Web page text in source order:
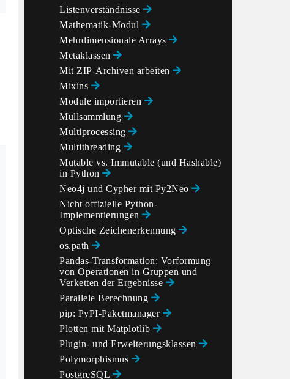
Listenverständnisse
Mathematik-Modul
Mehrdimensionale Arrays
Metaklassen
Mit ZIP-Archiven arbeiten
Mixins
Module importieren
Müllsammlung
Multiprocessing
Multithreading
Mutable vs. Immutable (und Hashable)
in Python
Neo4j und Cypher mit Py2Neo
Nicht offizielle Python-
Implementierungen
Optische Zeichenerkennung
os.path
Pandas-Transformation: Vorformung
von Operationen in Gruppen und
Verketten der Ergebnisse
Parallele Berechnung
pip: PyPI-Paketmanager
Plotten mit Matplotlib
Plugin- und Erweiterungsklassen
Polymorphismus
PostgreSQL